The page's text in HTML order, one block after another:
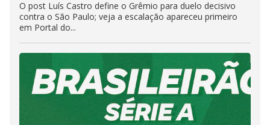
O post Luís Castro define o Grêmio para duelo decisivo
contra o São Paulo; veja a escalação apareceu primeiro
em Portal do...